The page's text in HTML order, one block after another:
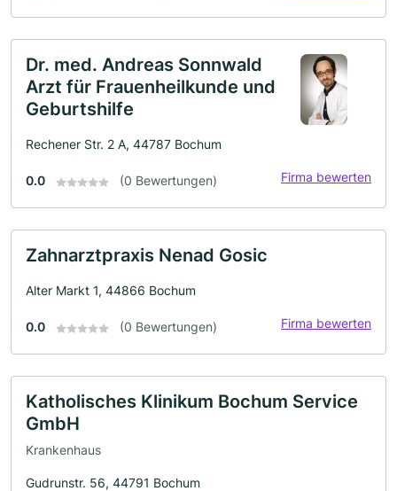
Dr. med. Andreas Sonnwald
Arzt für Frauenheilkunde und
Geburtshilfe
Rechener Str. 2 A, 44787 Bochum
0.0 (0 Bewertungen) Firma bewerten
Zahnarztpraxis Nenad Gosic
Alter Markt 1, 44866 Bochum
0.0 (0 Bewertungen) Firma bewerten
Katholisches Klinikum Bochum Service
GmbH
Krankenhaus
Gudrunstr. 56, 44791 Bochum